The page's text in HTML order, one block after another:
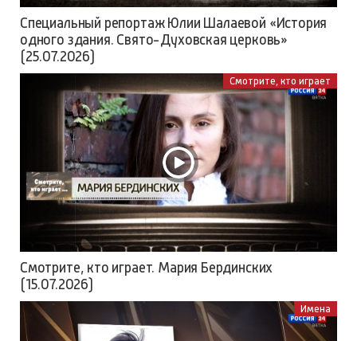
Специальный репортаж Юлии Шалаевой «История
одного здания. Свято-Духовская церковь»
(25.07.2026)
Смотрите, кто играет
Смотрите, кто играет. Мария Бердинских
(15.07.2026)
Имена